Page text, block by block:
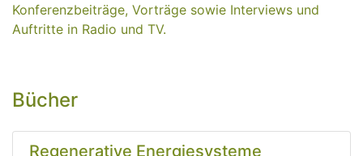
Konferenzbeiträge, Vorträge sowie Interviews und
Auftritte in Radio und TV.
Bücher
Regenerative Energiesysteme